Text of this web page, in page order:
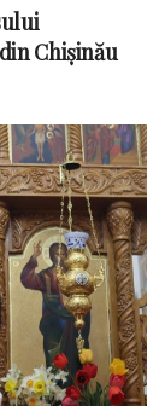
Chișinău